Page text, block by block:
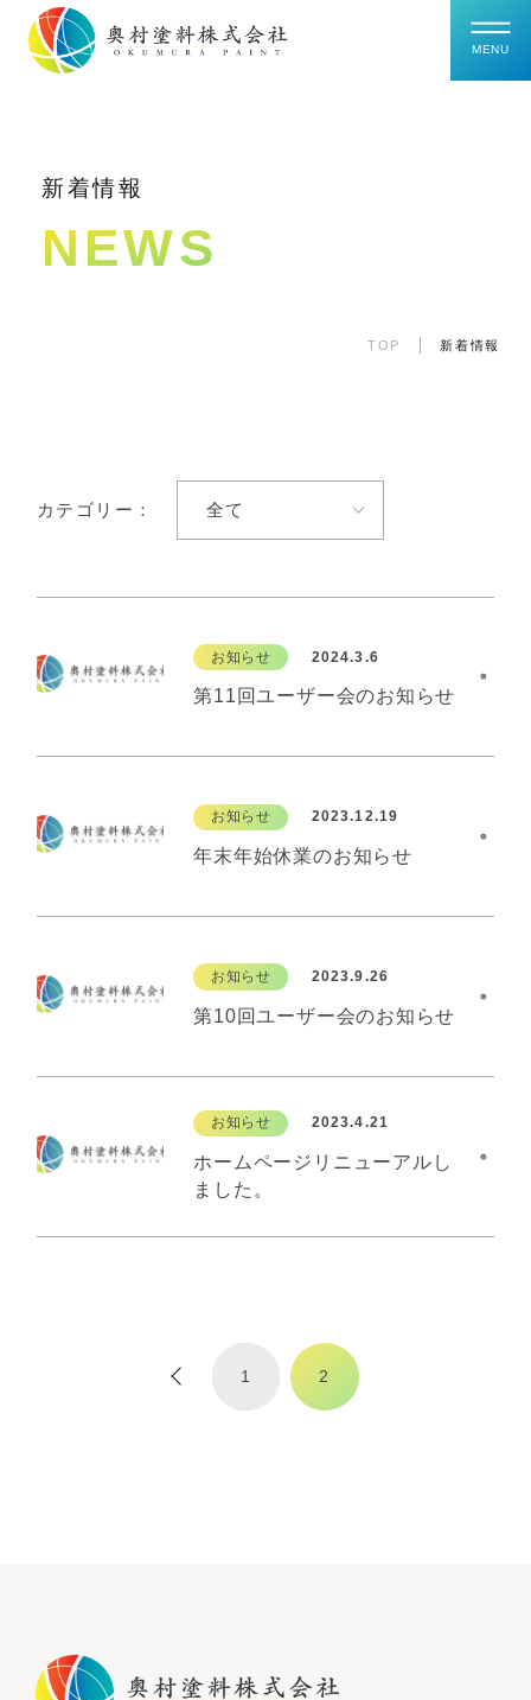
新着情報
NEWS
TOP 新着情報
カテゴリー：
お知らせ 2024.3.6
第11回ユーザー会のお知らせ
お知らせ 2023.12.19
年末年始休業のお知らせ
お知らせ 2023.9.26
第10回ユーザー会のお知らせ
お知らせ 2023.4.21
ホームページリニューアルし
ました。
1 2